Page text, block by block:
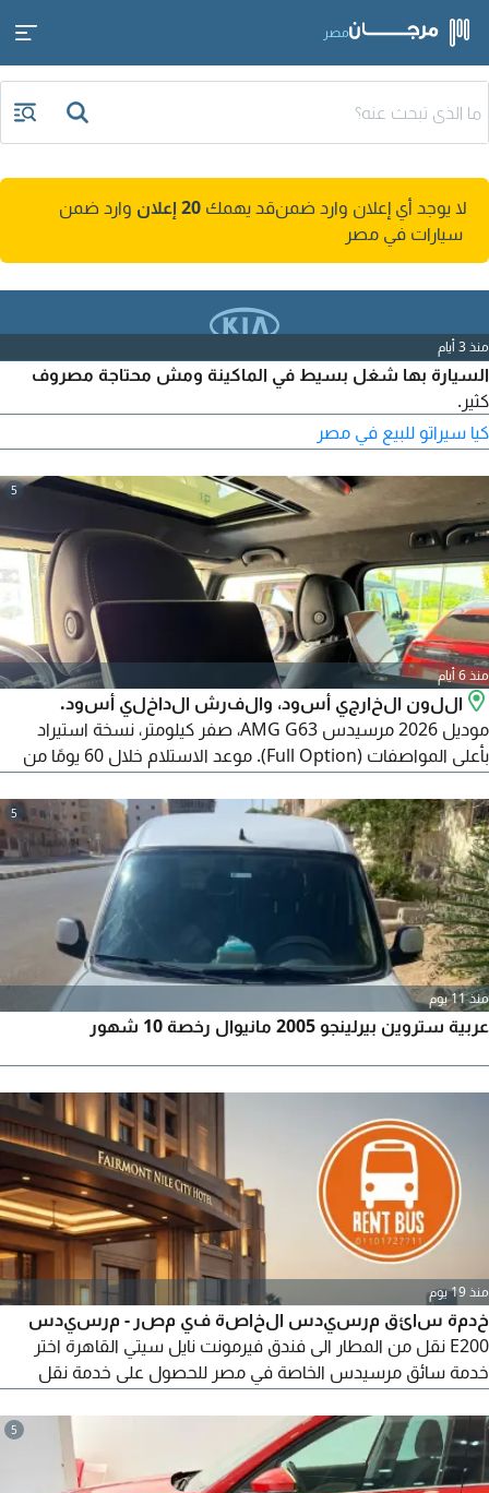
مصر
لا يوجد أي إعلان وارد ضمنقد يهمك 20 إعلان
وارد ضمن
سيارات في مصر
منذ 3 أيام
السيارة بها شغل بسيط في الماكينة ومش محتاجة مصروف
كثير.
كيا سيراتو للبيع في مصر
5
منذ 6 أيام
اللون الخارجي أسود، والفرش الداخلي أسود.
موديل 2026 مرسيدس AMG G63، صفر كيلومتر، نسخة استيراد
بأعلى المواصفات (Full Option). موعد الاستلام خلال 60 يومًا من
وسداد 50% المتبقية عند استلام السيارة. لإتمام التعاقد في حالة
الرغبة في الحجز أو التعاقد، يتم تحديد موعد (Meeting) رسمي داخل
مكتب مستورد السيارة في مصر الجديدة.
5
منذ 11 يوم
عربية ستروين بيرلينجو 2005 مانيوال رخصة 10 شهور
منذ 19 يوم
خدمة سائق مرسيدس الخاصة في مصر - مرسيدس
E200 نقل من المطار الى فندق فيرمونت نايل سيتي القاهرة اختر
خدمة سائق مرسيدس الخاصة في مصر للحصول على خدمة نقل
في سيارة مرسيدس بنز E200 سيدان موديل 2025 الأنيقة مع سائق
محترف واستمتع بالراحة والخصوصية والالتزام بالمواعيد. مثالية لرجال
الأعمال والمسافرين المنفردين
5